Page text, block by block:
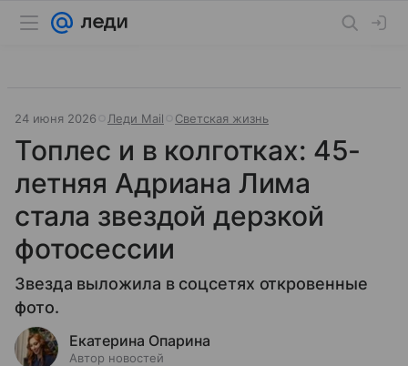
24 июня 2026 Леди Mail Светская жизнь
Топлес и в колготках: 45-
летняя Адриана Лима
стала звездой дерзкой
фотосессии
Звезда выложила в соцсетях откровенные
фото.
Екатерина Опарина
Автор новостей